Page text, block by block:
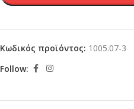
Κωδικός προϊόντος: 1005.07-3
Follow: